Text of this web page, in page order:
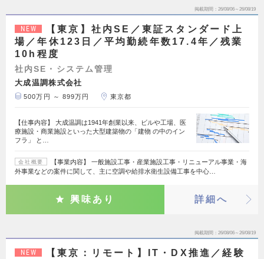
掲載期間 26/08/06～26/08/19
NEW
【東京】社内SE／東証スタンダード上
場／年休123日／平均勤続年数17.4年／残業
10h程度
社内SE・システム管理
大成温調株式会社
500万円 ～ 899万円 東京都
【仕事内容】 大成温調は1941年創業以来、ビルや工場、医
療施設・商業施設といった大型建築物の「建物 の中のイン
フラ」 と…
会社概要
【事業内容】 一般施設工事・産業施設工事・リニューアル事業・海
外事業などの案件に関して、主に空調や給排水衛生設備工事を中心…
興味あり 詳細へ
掲載期間 26/08/06～26/08/19
NEW
【東京：リモート】IT・DX推進／経験